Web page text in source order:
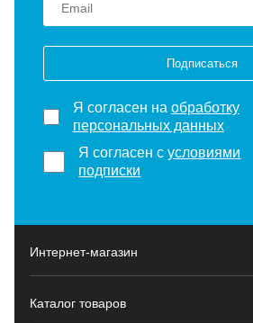
Подписаться
Я согласен на обработку
персональных данных
Я согласен сусловиями
подписки
Интернет-магазин
Каталог товаров